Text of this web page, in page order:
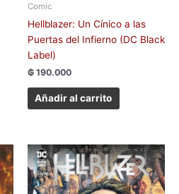
Comic
Hellblazer: Un Cínico a las
Puertas del Infierno (DC Black
Label)
₲ 190.000
Añadir al carrito